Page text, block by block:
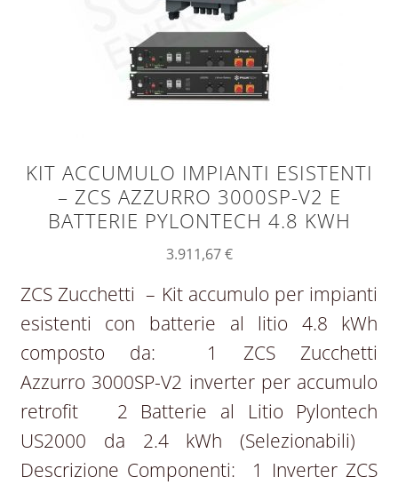
KIT ACCUMULO IMPIANTI ESISTENTI
– ZCS AZZURRO 3000SP-V2 E
BATTERIE PYLONTECH 4.8 KWH
3.911,67€
ZCS Zucchetti – Kit accumulo per impianti
esistenti con batterie al litio 4.8 kWh
composto da: 1 ZCS Zucchetti
Azzurro 3000SP-V2 inverter per accumulo
retrofit 2 Batterie al Litio Pylontech
US2000 da 2.4 kWh (Selezionabili)
Descrizione Componenti: 1 Inverter ZCS